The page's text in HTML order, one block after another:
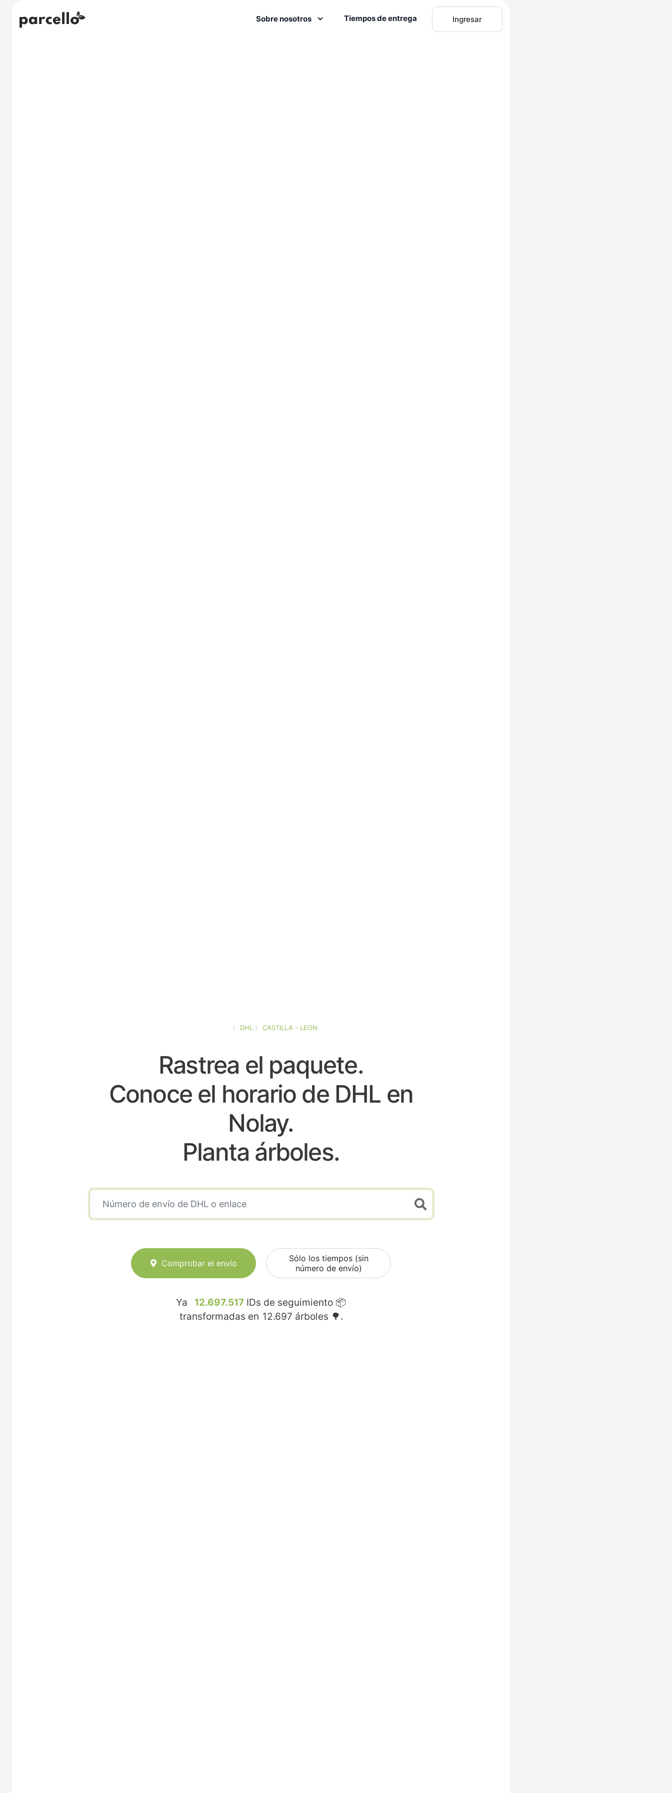
Sobre nosotros Tiempos de entrega Ingresar
DHL CASTILLA - LEON
Rastrea el paquete.
Conoce el horario de DHL en
Nolay.
Planta árboles.
Comprobar el envío
Sólo los tiempos (sin
número de envío)
Ya 12.697.517 IDs de seguimiento 📦
transformadas en 12.697 árboles 🌳.